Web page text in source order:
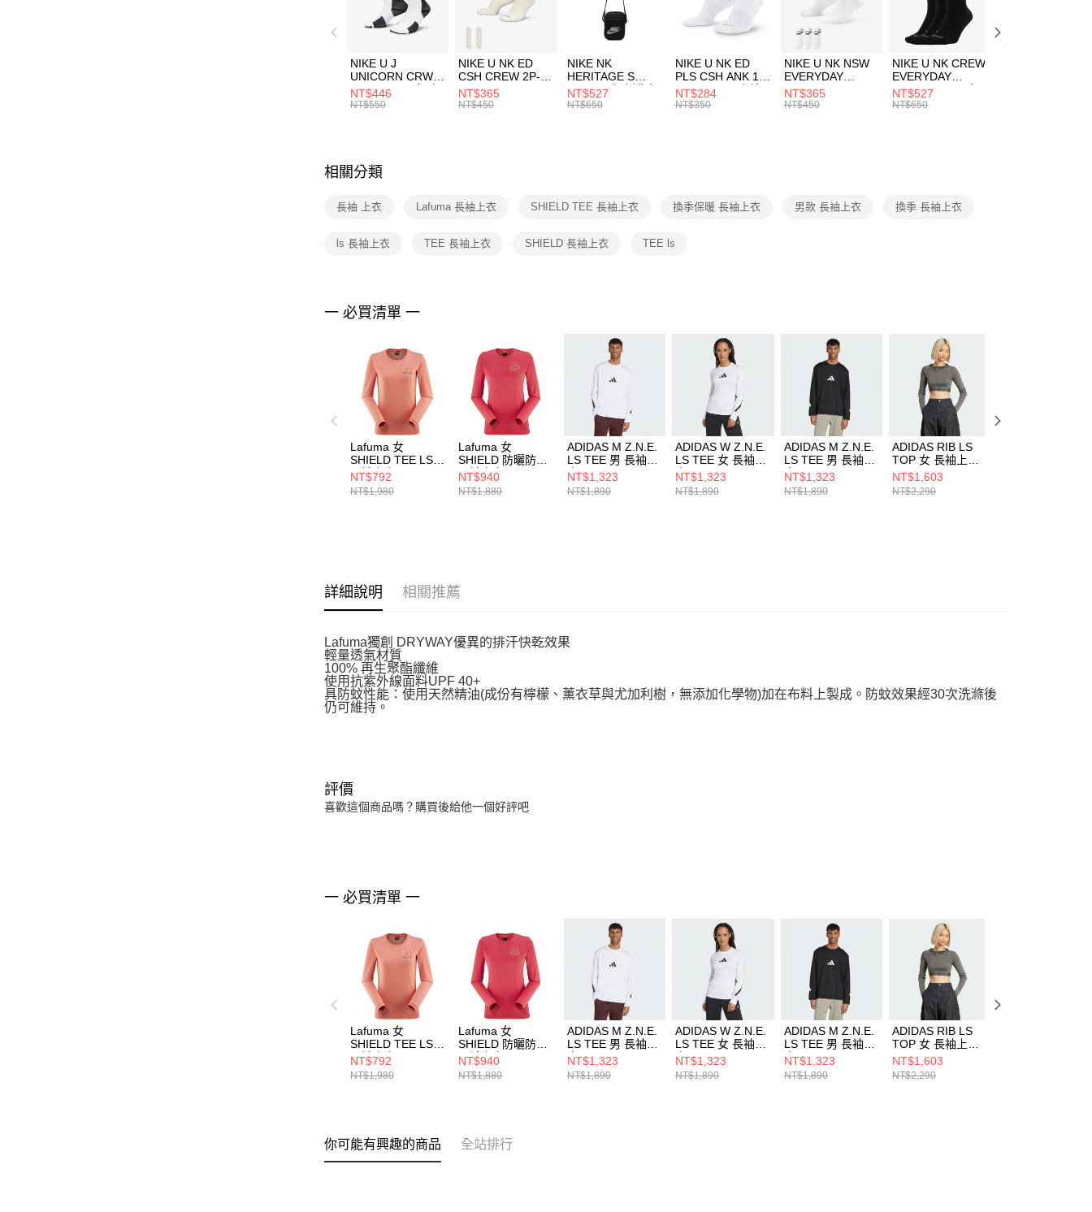
１．於結帳方式選擇「AFTEE先享後付」後，將跳轉至「AFTEE先享後
付」結帳頁面，進行簡訊認證並確認金額後，即可完成結帳。
２．訂單成立數日內，您將收到繳費通知簡訊。
３．收到繳費通知簡訊後14天內，點擊此簡訊中的連結，可透過四大超商
／ATM／網路銀行／等多元方式進行付款，方視為交易完成。
※ 請注意：結帳手續完成當下不需立刻繳費，但若您需要取消訂單，請聯
絡購買商品的店家。未經商家同意取消之訂單仍視為有效，需透過AFTEE
先享後付繳納相關費用。
交易，需依本服務之必要範圍內提供個人資料，並將交易相關給付款項請
結果請求用戶進行身份認證。
５．嚴禁一人註冊多個帳號或使用他人資訊註冊。若發現惡意使用之情
形，恩沛科技股份有限公司將有權停止該用戶之使用額度並採取法律行
每筆NT$100，滿NT$1,500(含以上)免運費
付款後門市自取
每筆NT$100，滿NT$1,500(含以上)免運費
NIKE U J
UNICORN CRW
1PR -160 男女 中
統襪 FZ3393100
NT$446
NT$550
NIKE U NK ED
CSH CREW 2P-
144 EMBRDY 男
女 短統襪
NT$365
NT$450
NIKE NK
HERITAGE S
SMIT 男女 側背包
BA5871010
NT$527
NT$650
NIKE U NK ED
PLS CSH ANK 1P
144 DBL 男 中統
襪 DH4058104
NT$284
NT$350
NIKE U NK NSW
EVERYDAY
ESSENTIAL CR
男女 短統襪
NT$365
NT$450
NIKE U NK CREW
EVERYDAY
BBALL 3PR 男女
長統襪
NT$527
NT$650
相關分類
長袖 上衣 Lafuma 長袖上衣 SHIELD TEE 長袖上衣 換季保暖 長袖上衣 男款 長袖上衣 換季 長袖上衣
ls 長袖上衣 TEE 長袖上衣 SHIELD 長袖上衣 TEE ls
一 必買清單 一
Lafuma 女
SHIELD TEE LS
長袖上衣
LFV124409929
NT$792
NT$1,980
Lafuma 女
SHIELD 防曬防蚊
長袖上衣
LFV125726187
NT$940
NT$1,880
ADIDAS M Z.N.E.
LS TEE 男 長袖上
衣 KE4903
NT$1,323
NT$1,890
ADIDAS W Z.N.E.
LS TEE 女 長袖上
衣 KE4906
NT$1,323
NT$1,890
ADIDAS M Z.N.E.
LS TEE 男 長袖上
衣 KE4902
NT$1,323
NT$1,890
ADIDAS RIB LS
TOP 女 長袖上衣
JD0014
NT$1,603
NT$2,290
詳細說明 相關推薦
Lafuma獨創 DRYWAY優異的排汗快乾效果
輕量透氣材質
100% 再生聚酯纖維
使用抗紫外線面料UPF 40+
具防蚊性能：使用天然精油(成份有檸檬、薰衣草與尤加利樹，無添加化學物)加在布料上製成。防蚊效果經30次洗滌後
仍可維持。
評價
喜歡這個商品嗎？購買後給他一個好評吧
一 必買清單 一
Lafuma 女
SHIELD TEE LS
長袖上衣
LFV124409929
NT$792
NT$1,980
Lafuma 女
SHIELD 防曬防蚊
長袖上衣
LFV125726187
NT$940
NT$1,880
ADIDAS M Z.N.E.
LS TEE 男 長袖上
衣 KE4903
NT$1,323
NT$1,890
ADIDAS W Z.N.E.
LS TEE 女 長袖上
衣 KE4906
NT$1,323
NT$1,890
ADIDAS M Z.N.E.
LS TEE 男 長袖上
衣 KE4902
NT$1,323
NT$1,890
ADIDAS RIB LS
TOP 女 長袖上衣
JD0014
NT$1,603
NT$2,290
你可能有興趣的商品 全站排行